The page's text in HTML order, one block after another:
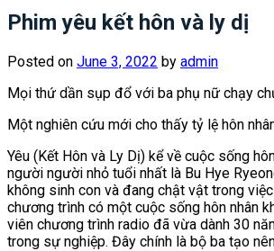
Phim yêu kết hôn và ly dị
Posted on June 3, 2022 by admin
Mọi thứ dần sụp đổ với ba phụ nữ chạy
Một nghiên cứu mới cho thấy tỷ lệ hôn
Yêu (Kết Hôn và Ly Dị) kể về cuộc sống
người người nhỏ tuổi nhất là Bu Hye
không sinh con và đang chật vật trong
chương trình có một cuộc sống hôn nhân
viên chương trình radio đã vừa dành 30
trong sự nghiệp. Đây chính là bộ ba tạo